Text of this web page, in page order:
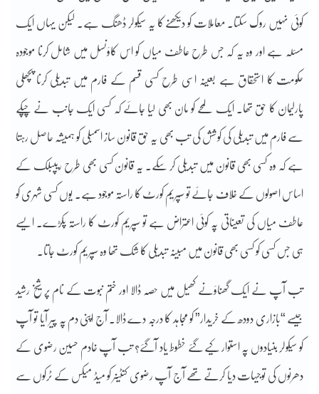
کوئی نہیں روک سکتا۔ معاملات کو دیکھنے کا یہ سیکولر ڈھنگ ہے۔ لیکن یہاں ایک
مسئلہ ہے اور وہ یہ کہ جس طرح عاطف میاں کو اس کاؤنسل میں شامل کرنا موجودہ
حکومت کا استحقاق ہے بعینہ اسی طرح کسی قسم کے فارم میں تبدیلی کرنا پچھلی
پارلیمان کا حق تھا۔ ایک لمحے کو مان بھی لیا جائے کہ کسی ایک جانب نے چپکے
سے فارم میں تبدیلی کی کوشش کی تب بھی یہ حق قانون ساز اسمبلی کو ہمیشہ حاصل رہتا
ہے کہ وہ کسی بھی قانون میں تبدیلی کر سکے۔ یہ قانون کسی بھی طرح ریپبلک کے
اساس اصولوں کے خلاف جائے تو سپریم کورٹ کا راستہ موجود ہے۔ یوں کسی شہری کو
عاطف میاں کی تعیناتی پہ کوئی اعتراض ہے تو سپریم کورٹ کا راستہ پکڑے۔ ایسے
ہی جس کسی کو کسی بھی قانون میں مبینہ تبدیلی کا شک تھا وہ سپریم کورٹ جاتا۔
تب آپ نے ایک گھناؤنے کھیل میں حصہ ڈالا اور ختم نبوت کے نام پر شیخ رشید
جیسے “بازاری دودھ کے خریدار” کو مجاہد کا درجہ دے ڈالا۔ آج اپنی دم پہ پیر آیا تو آپ
کو سیکولر بنیادوں پہ استوار کیے گئے خطوط یاد آگئے؟ تب آپ خادم حسین رضوی کے
دھرنوں کی توجیہات دیا کرتے تھے آج آپ رضوی کنٹینر کو میڈ میکس کے ٹرکوں سے